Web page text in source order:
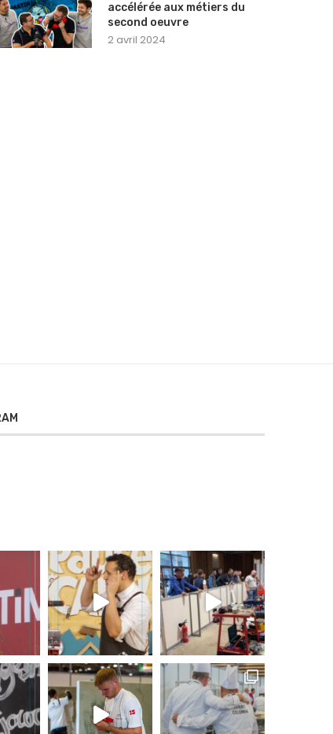
accélérée aux métiers du
second oeuvre
2 avril 2024